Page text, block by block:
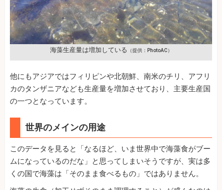
海藻生産量は増加している （提供：PhotoAC）
他にもアジアではフィリピンや北朝鮮、南米のチリ、アフリ
カのタンザニアなども生産量を増加させており、主要生産国
の一つとなっています。
世界のメインの用途
このデータを見ると「なるほど、いま世界中で海藻食がブー
ムになっているのだな」と思ってしまいそうですが、実は多
くの国で海藻は「そのまま食べるもの」ではありません。